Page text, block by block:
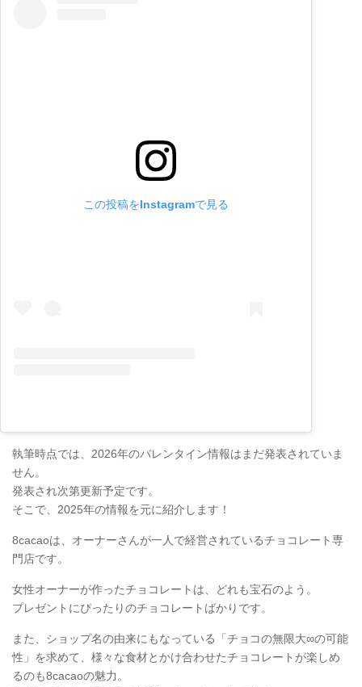
この投稿をInstagramで見る
執筆時点では、2026年のバレンタイン情報はまだ発表されていま
せん。
発表され次第更新予定です。
そこで、2025年の情報を元に紹介します！
8cacaoは、オーナーさんが一人で経営されているチョコレート専
門店です。
女性オーナーが作ったチョコレートは、どれも宝石のよう。
プレゼントにぴったりのチョコレートばかりです。
また、ショップ名の由来にもなっている「チョコの無限大∞の可能
性」を求めて、様々な食材とかけ合わせたチョコレートが楽しめ
るのも8cacaoの魅力。